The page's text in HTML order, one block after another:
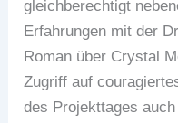
gleichberechtigt
Erfahrungen mit der
Roman über Crystal
Zugriff auf
des Projekttages